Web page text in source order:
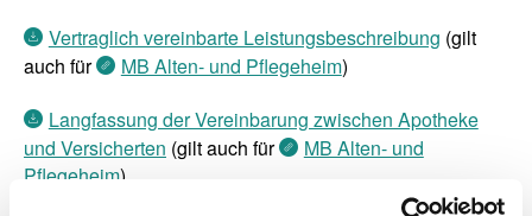
Vertraglich vereinbarte Leistungsbeschreibung (gilt
auch für
MB Alten- und Pflegeheim)
Langfassung der Vereinbarung zwischen Apotheke
und Versicherten (gilt auch für
MB Alten- und
Pflegeheim)